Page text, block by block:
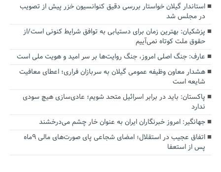
استاندار گیلان خواستار بررسی دقیق کنوانسیون خزر پیش از تصویب
در مجلس شد
پزشکیان‌: بهترین زمان برای دستیابی به توافق شرایط کنونی است/از
حقوق ملت کوتاه نمی‌آییم
عارف: جنگ اصلی امروز، جنگ روایت‌ها بر سر امید و هویت ملی است
هشدار معاون وظیفه عمومی گیلان به سربازان فراری؛ اعطای معافیت
شایعه است
پاکستان: باید در برابر اسرائیل متحد شویم؛ عادی‌سازی هیچ سودی
ندارد
جهانگیر: امروز خبرنگاران ایران به عنوان خار چشم می‌درخشند
اتفاق عجیب در استقلال؛ امضای شجاعی پای صورت‌های مالی ٩ماه
پس از استعفا